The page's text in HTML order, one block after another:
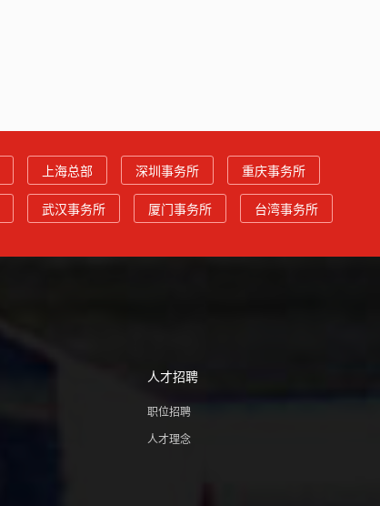
上海总部 深圳事务所 重庆事务所
武汉事务所 厦门事务所 台湾事务所
人才招聘
职位招聘
人才理念